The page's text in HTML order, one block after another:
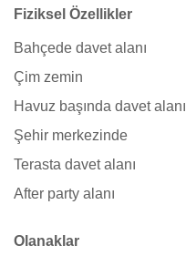
Fiziksel Özellikler
Bahçede davet alanı
Çim zemin
Havuz başında davet alanı
Şehir merkezinde
Terasta davet alanı
After party alanı
Olanaklar